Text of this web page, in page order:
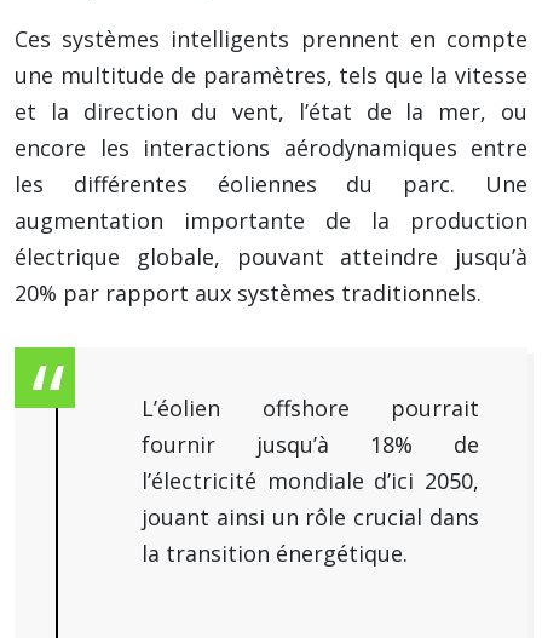
Ces systèmes intelligents prennent en compte
une multitude de paramètres, tels que la vitesse
et la direction du vent, l’état de la mer, ou
encore les interactions aérodynamiques entre
les différentes éoliennes du parc. Une
augmentation importante de la production
électrique globale, pouvant atteindre jusqu’à
20% par rapport aux systèmes traditionnels.
L’éolien offshore pourrait
fournir jusqu’à 18% de
l’électricité mondiale d’ici 2050,
jouant ainsi un rôle crucial dans
la transition énergétique.